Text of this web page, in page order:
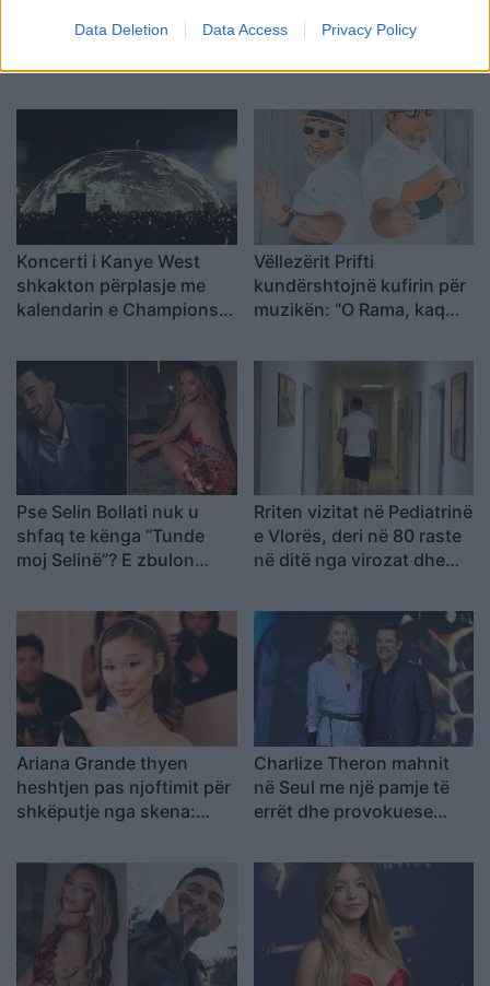
Data Deletion Data Access Privacy Policy
Koncerti i Kanye West
shkakton përplasje me
kalendarin e Champions
Vëllezërit Prifti
kundërshtojnë kufirin për
muzikën: “O Rama, kaq
vendin? Keq e më keq!”
Pse Selin Bollati nuk u
shfaq te kënga “Tunde
moj Selinë”? E zbulon
mia në Europë dhe
angazhimet e saj
Rriten vizitat në Pediatrinë
e Vlorës, deri në 80 raste
në ditë nga virozat dhe
Ariana Grande thyen
heshtjen pas njoftimit për
shkëputje nga skena:
paramenduar, jo i
momentit
Charlize Theron mahnit
në Seul me një pamje të
errët dhe provokuese
“The Odyssey